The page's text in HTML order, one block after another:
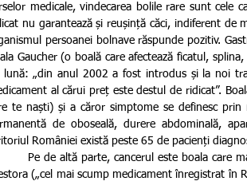
medicale, vindecarea bolile rare sunt cele
nu garantează și reușință căci, indiferent de
persoanei bolnave răspunde pozitiv.
Gaucher (o boală care afectează ficatul,
lună: „din anul 2002 a fost introdus și la noi
al cărui preț este destul de ridicat”.
te naști) și a căror simptome se definesc prin
de oboseală, durere abdominală,
României există peste 65 de pacienți
(„cel mai scump medicament înregistrat în